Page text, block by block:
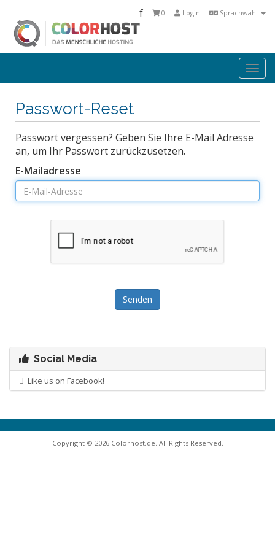
f Sprachwahl
Login
0
Passwort-Reset
Passwort vergessen? Geben Sie Ihre E-Mail Adresse
an, um Ihr Passwort zurückzusetzen.
E-Mailadresse
Senden
Social Media
Like us on Facebook!
Copyright © 2026 Colorhost.de. All Rights Reserved.